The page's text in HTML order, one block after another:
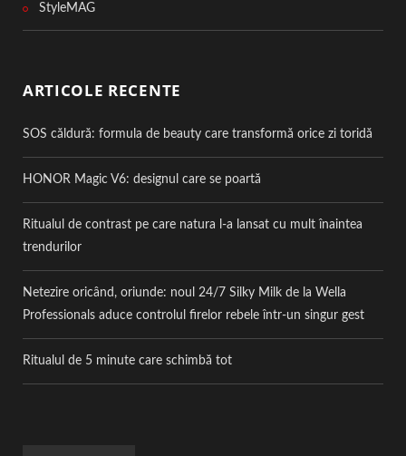
StyleMAG
ARTICOLE RECENTE
SOS căldură: formula de beauty care transformă orice zi toridă
HONOR Magic V6: designul care se poartă
Ritualul de contrast pe care natura l-a lansat cu mult înaintea
trendurilor
Netezire oricând, oriunde: noul 24/7 Silky Milk de la Wella
Professionals aduce controlul firelor rebele într-un singur gest
Ritualul de 5 minute care schimbă tot